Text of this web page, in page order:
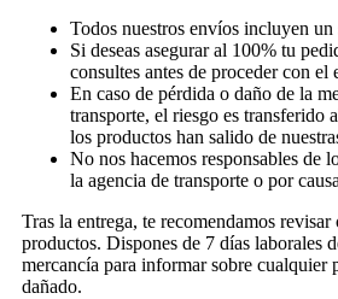
Todos nuestros envíos incluyen un
Si deseas asegurar al 100% tu
consultes antes de proceder con el
En caso de pérdida o daño de la
transporte, el riesgo es transferido
los productos han salido de
No nos hacemos responsables de
la agencia de transporte o por
Tras la entrega, te recomendamos revisar
productos. Dispones de 7 días laborales
mercancía para informar sobre cualquier
dañado.